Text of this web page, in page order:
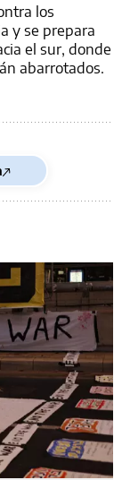
los
y se prepara
el sur, donde
abarrotados.